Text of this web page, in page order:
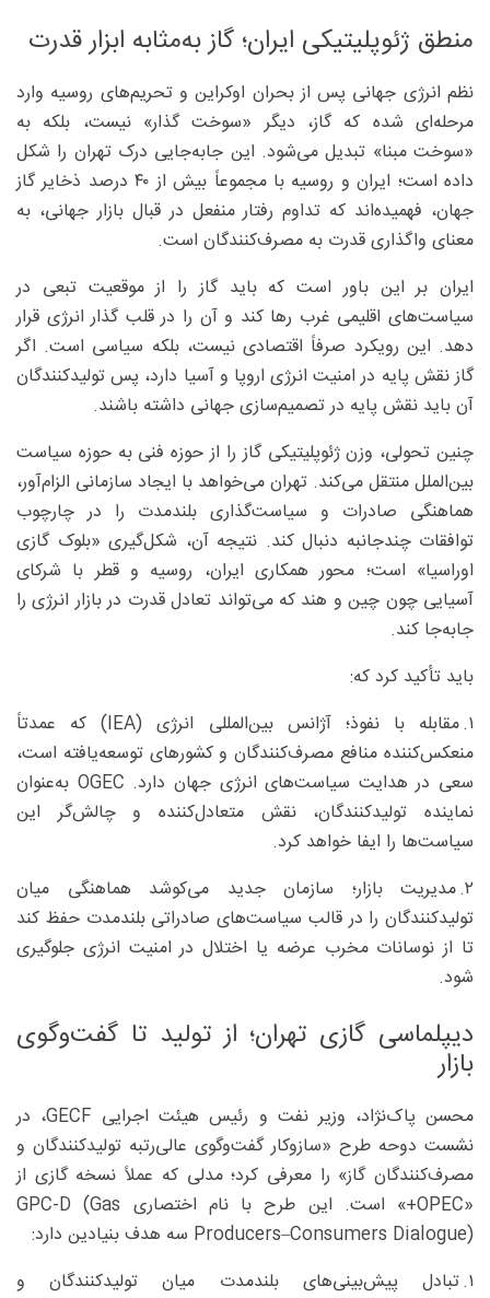
منطق ژئوپلیتیکی ایران؛ گاز به‌مثابه ابزار قدرت
نظم انرژی جهانی پس از بحران اوکراین و تحریم‌های روسیه وارد
مرحله‌ای شده که گاز، دیگر «سوخت گذار» نیست، بلکه به
«سوخت مبنا» تبدیل می‌شود. این جابه‌جایی درک تهران را شکل
داده است؛ ایران و روسیه با مجموعاً بیش از ۴۰ درصد ذخایر گاز
جهان، فهمیده‌اند که تداوم رفتار منفعل در قبال بازار جهانی، به
معنای واگذاری قدرت به مصرف‌کنندگان است.
ایران بر این باور است که باید گاز را از موقعیت تبعی در
سیاست‌های اقلیمی غرب رها کند و آن را در قلب گذار انرژی قرار
دهد. این رویکرد صرفاً اقتصادی نیست، بلکه سیاسی است. اگر
گاز نقش پایه در امنیت انرژی اروپا و آسیا دارد، پس تولیدکنندگان
آن باید نقش پایه در تصمیم‌سازی جهانی داشته باشند.
چنین تحولی، وزن ژئوپلیتیکی گاز را از حوزه فنی به حوزه سیاست
بین‌الملل منتقل می‌کند. تهران می‌خواهد با ایجاد سازمانی الزام‌آور،
هماهنگی صادرات و سیاست‌گذاری بلندمدت را در چارچوب
توافقات چندجانبه دنبال کند. نتیجه آن، شکل‌گیری «بلوک گازی
اوراسیا» است؛ محور همکاری ایران، روسیه و قطر با شرکای
آسیایی چون چین و هند که می‌تواند تعادل قدرت در بازار انرژی را
جابه‌جا کند.
باید تأکید کرد که:
۱. مقابله با نفوذ؛ آژانس بین‌المللی انرژی (IEA) که عمدتاً
منعکس‌کننده منافع مصرف‌کنندگان و کشورهای توسعه‌یافته است،
سعی در هدایت سیاست‌های انرژی جهان دارد. OGEC به‌عنوان
نماینده تولیدکنندگان، نقش متعادل‌کننده و چالش‌گر این
سیاست‌ها را ایفا خواهد کرد.
۲. مدیریت بازار؛ سازمان جدید می‌کوشد هماهنگی میان
تولیدکنندگان را در قالب سیاست‌های صادراتی بلندمدت حفظ کند
تا از نوسانات مخرب عرضه یا اختلال در امنیت انرژی جلوگیری
شود.
دیپلماسی گازی تهران؛ از تولید تا گفت‌وگوی
بازار
محسن پاک‌نژاد، وزیر نفت و رئیس هیئت اجرایی GECF، در
نشست دوحه طرح «سازوکار گفت‌وگوی عالی‌رتبه تولیدکنندگان و
مصرف‌کنندگان گاز» را معرفی کرد؛ مدلی که عملاً نسخه گازی از
«OPEC+» است. این طرح با نام اختصاری GPC‑D (Gas
Producers–Consumers Dialogue) سه هدف بنیادین دارد:
۱. تبادل پیش‌بینی‌های بلندمدت میان تولیدکنندگان و